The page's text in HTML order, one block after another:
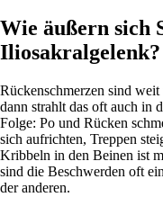
Wie äußern sich
Iliosakralgelenk?
Rückenschmerzen sind
dann strahlt das oft auch in
Folge: Po und Rücken
sich aufrichten, Treppen
Kribbeln in den Beinen ist
sind die Beschwerden oft
der anderen.